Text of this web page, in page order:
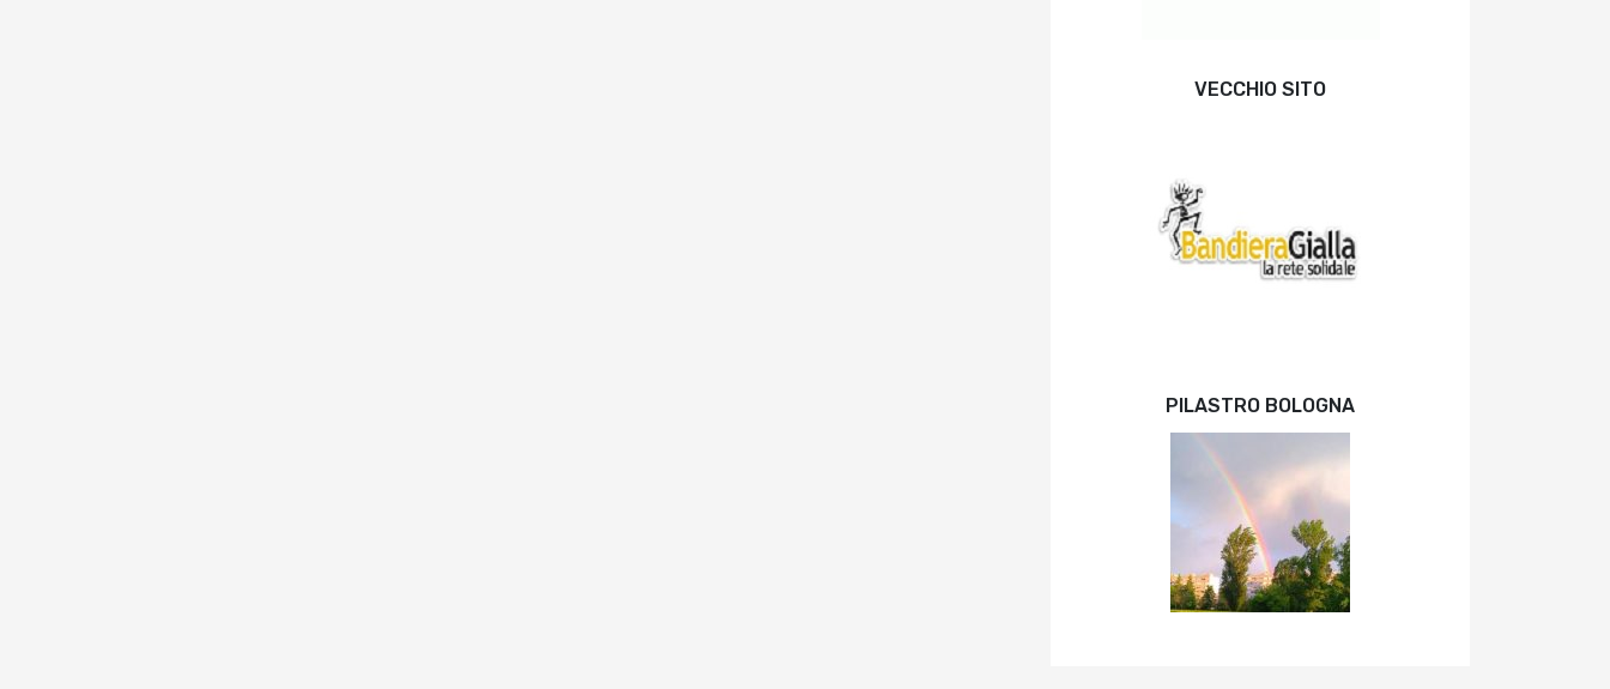
VECCHIO SITO
PILASTRO BOLOGNA